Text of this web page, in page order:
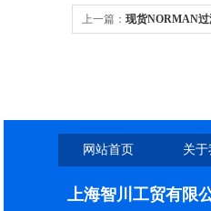
上一篇： 现货NORMAN过
网站首页 关
上海智川工贸有限